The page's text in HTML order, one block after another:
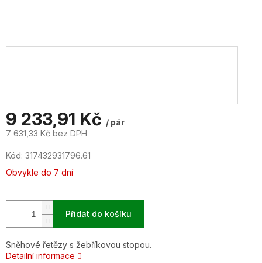
9 233,91 Kč / pár
7 631,33 Kč bez DPH
cena:
Kód: 317432931796.61
Obvykle do 7 dní
Přidat do košíku
Sněhové řetězy s žebříkovou stopou.
Detailní informace